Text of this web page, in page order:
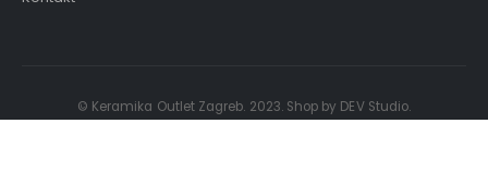
© Keramika Outlet Zagreb. 2023. Shop by DEV Studio.